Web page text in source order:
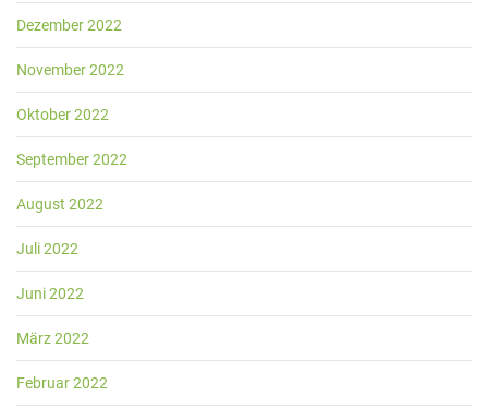
Dezember 2022
November 2022
Oktober 2022
September 2022
August 2022
Juli 2022
Juni 2022
März 2022
Februar 2022